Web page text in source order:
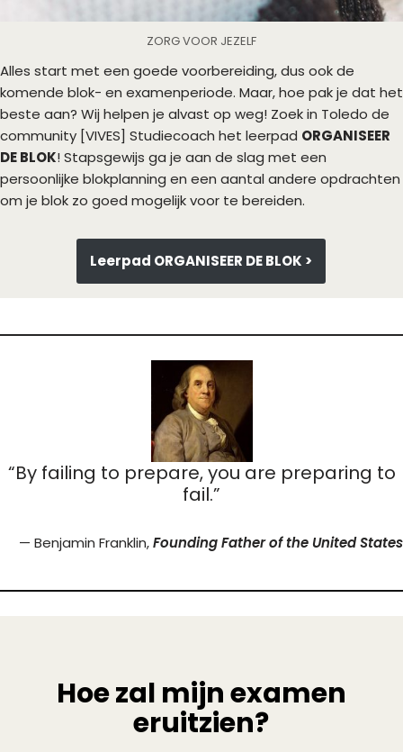
ZORG VOOR JEZELF
Alles start met een goede voorbereiding, dus ook de
komende blok- en examenperiode. Maar, hoe pak je dat het
beste aan? Wij helpen je alvast op weg! Zoek in Toledo de
community [VIVES] Studiecoach het leerpad ORGANISEER
DE BLOK! Stapsgewijs ga je aan de slag met een
persoonlijke blokplanning en een aantal andere opdrachten
om je blok zo goed mogelijk voor te bereiden.
Leerpad ORGANISEER DE BLOK >
“By failing to prepare, you are preparing to
fail.”
— Benjamin Franklin,Founding Father of the United States
Hoe zal mijn examen
eruitzien?